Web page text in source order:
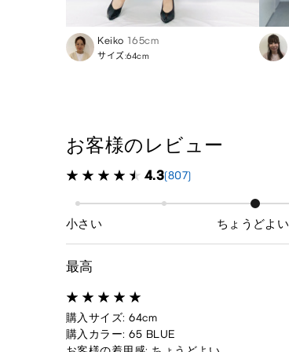
Keiko 165cm
サイズ:64cm
お客様のレビュー
4.3(807)
小さい ちょうどよい
最高
購入サイズ: 64cm
購入カラー: 65 BLUE